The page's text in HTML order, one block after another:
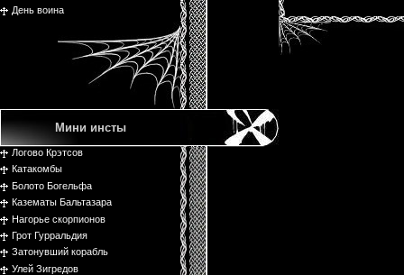
День воина
Мини инсты
Логово Крэтсов
Катакомбы
Болото Богельфа
Казематы Бальтазара
Нагорье скорпионов
Грот Гурральдия
Затонувший корабль
Улей Зигредов